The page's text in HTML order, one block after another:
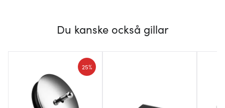
Du kanske också gillar
25%